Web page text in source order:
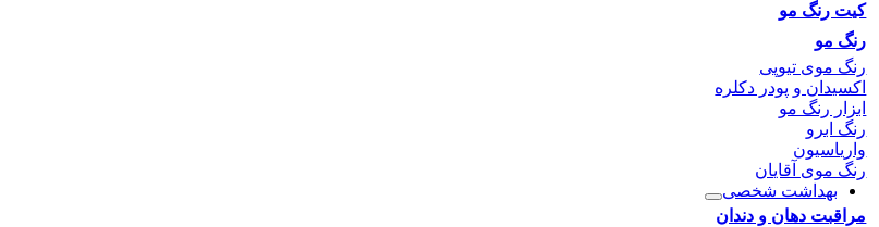
کیت رنگ مو
رنگ مو
رنگ موی تیوپی
اکسیدان و پودر دکلره
ابزار رنگ مو
رنگ ابرو
واریاسیون
رنگ موی آقایان
بهداشت شخصی
مراقبت دهان و دندان